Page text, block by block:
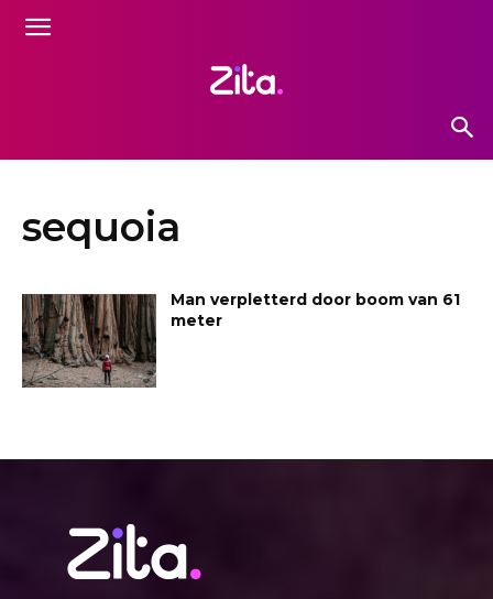
sequoia
Man verpletterd door boom van 61
meter